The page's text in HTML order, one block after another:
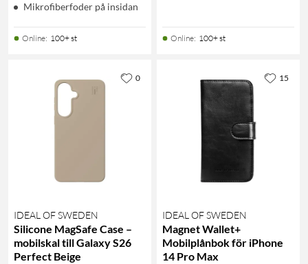
Mikrofiberfoder på insidan
Online: 100+ st Online: 100+ st
IDEAL OF SWEDEN
Silicone MagSafe Case –
mobilskal till Galaxy S26
Perfect Beige
0
IDEAL OF SWEDEN
Magnet Wallet+
Mobilplånbok för iPhone
14 Pro Max
15